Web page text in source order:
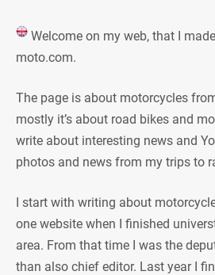
Welcome on my web, that I
moto.com.
The page is about motorcycles
mostly it’s about road bikes and
write about interesting news and
photos and news from my trips to
I start with writing about
one website when I finished
area. From that time I was the
than also chief editor. Last year I